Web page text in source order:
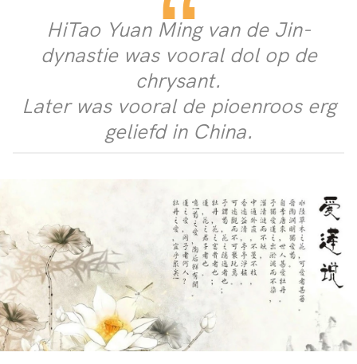
HiTao Yuan Ming van de Jin-
dynastie was vooral dol op de
chrysant.
Later was vooral de pioenroos erg
geliefd in China.